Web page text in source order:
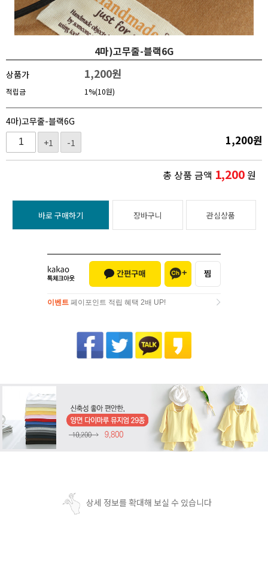
4마)고무줄-블랙6G
상품가 1,200원
적립금 1%(10원)
4마)고무줄-블랙6G
+1
-1 1,200원
총 상품 금액 1,200원
바로 구매하기 장바구니 관심상품
이벤트 페이포인트 적립 혜택 2배 UP!
상세 정보를 확대해 보실 수 있습니다